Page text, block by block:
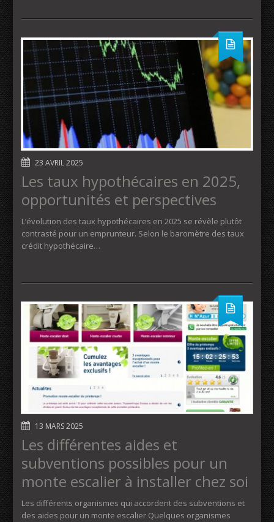
23 AVRIL 2025
Les taux hypothécaires en 2025,
opportunités et perspectives
L’évolution des taux hypothécaires en 2025 se révèle plutôt
contrasté pour un emprunteur. Selon le baromètre des taux
crédit hypothécaire…
13 MARS 2025
Les différentes aides et
subventions possibles pour un
monte escalier à installer chez soi
Les différents organismes qui accordent des subventions et
des aides pour un monte escalier Quelques organismes